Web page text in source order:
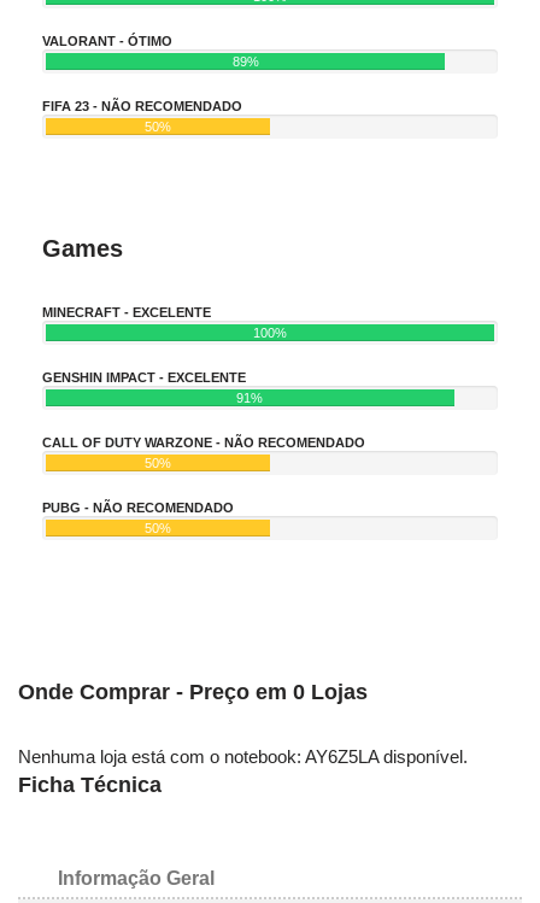
VALORANT - ÓTIMO
89%
FIFA 23 - NÃO RECOMENDADO
50%
Games
MINECRAFT - EXCELENTE
100%
GENSHIN IMPACT - EXCELENTE
91%
CALL OF DUTY WARZONE - NÃO RECOMENDADO
50%
PUBG - NÃO RECOMENDADO
50%
Onde Comprar - Preço em 0 Lojas
Nenhuma loja está com o notebook: AY6Z5LA disponível.
Ficha Técnica
Informação Geral